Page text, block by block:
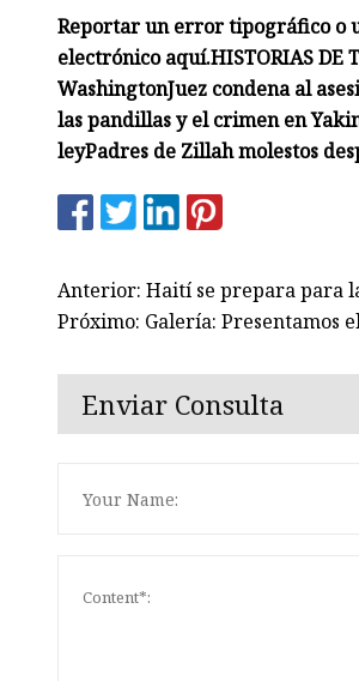
Reportar un error tipográfico o
electrónico aquí.HISTORIAS DE
WashingtonJuez condena al
las pandillas y el crimen en
leyPadres de Zillah molestos
Anterior: Haití se prepara para
Próximo: Galería: Presentamos
Enviar Consulta